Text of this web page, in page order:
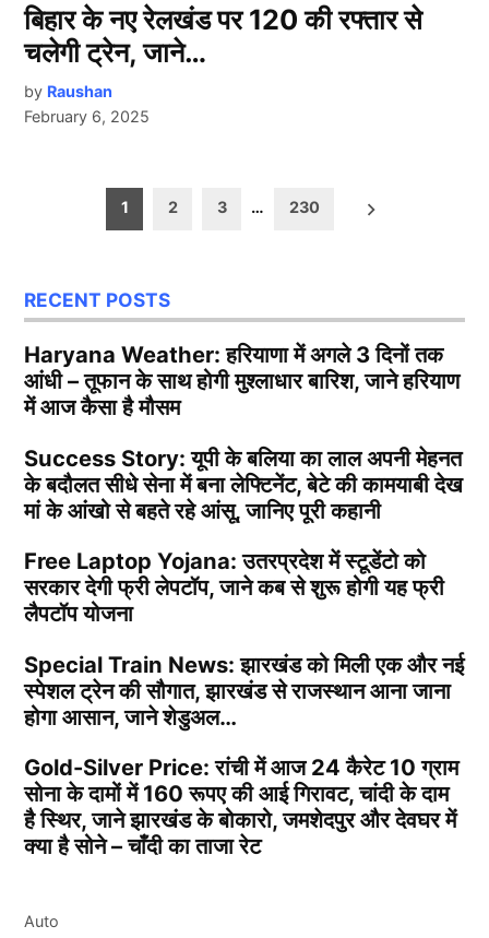
बिहार के नए रेलखंड पर 120 की रफ्तार से
चलेगी ट्रेन, जाने…
by Raushan
February 6, 2025
pagination
1 2 3 … 230
RECENT POSTS
Haryana Weather: हरियाणा में अगले 3 दिनों तक
आंधी – तूफान के साथ होगी मुश्लाधार बारिश, जाने हरियाण
में आज कैसा है मौसम
Success Story: यूपी के बलिया का लाल अपनी मेहनत
के बदौलत सीधे सेना में बना लेफ्टिनेंट, बेटे की कामयाबी देख
मां के आंखो से बहते रहे आंसू, जानिए पूरी कहानी
Free Laptop Yojana: उतरप्रदेश में स्टूडेंटो को
सरकार देगी फ्री लेपटॉप, जाने कब से शुरू होगी यह फ्री
लैपटॉप योजना
Special Train News: झारखंड को मिली एक और नई
स्पेशल ट्रेन की सौगात, झारखंड से राजस्थान आना जाना
होगा आसान, जाने शेडुअल…
Gold-Silver Price: रांची में आज 24 कैरेट 10 ग्राम
सोना के दामों में 160 रूपए की आई गिरावट, चांदी के दाम
है स्थिर, जाने झारखंड के बोकारो, जमशेदपुर और देवघर में
क्या है सोने – चाँदी का ताजा रेट
Auto